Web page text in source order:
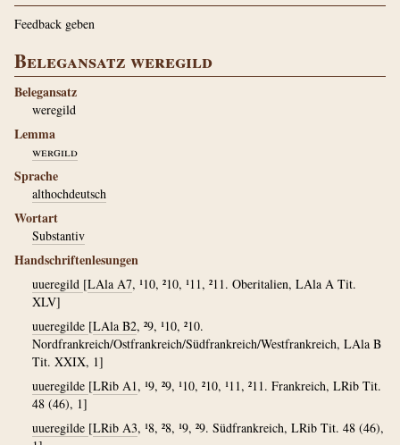
Feedback geben
Belegansatz weregild
Belegansatz
weregild
Lemma
wergild
Sprache
althochdeutsch
Wortart
Substantiv
Handschriftenlesungen
uueregild [LAla A7, ¹10, ²10, ¹11, ²11. Oberitalien, LAla A Tit.
XLV]
uueregilde [LAla B2, ²9, ¹10, ²10.
Nordfrankreich/Ostfrankreich/Südfrankreich/Westfrankreich, LAla B
Tit. XXIX, 1]
uueregilde [LRib A1, ¹9, ²9, ¹10, ²10, ¹11, ²11. Frankreich, LRib Tit.
48 (46), 1]
uueregilde [LRib A3, ¹8, ²8, ¹9, ²9. Südfrankreich, LRib Tit. 48 (46),